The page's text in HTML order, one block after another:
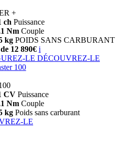
+
ch Puissance
Nm Couple
kg POIDS SANS CARBURANT
12 890€ i
LE DÉCOUVREZ-LE
100
CV Puissance
Nm Couple
kg Poids sans carburant
LE